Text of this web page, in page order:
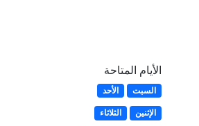
الأيام المتاحة
السبت
الأحد
الإثنين
الثلاثاء